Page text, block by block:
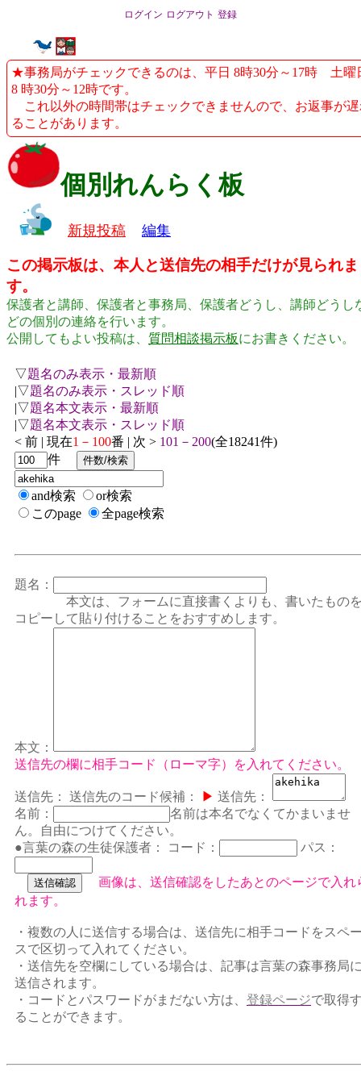
ログイン ログアウト 登録
★事務局がチェックできるのは、平日 8時30分～17時 土曜
8 時30分～12時です。
これ以外の時間帯はチェックできませんので、お返事が
ることがあります。
個別れんらく板
新規投稿 編集
この掲示板は、本人と送信先の相手だけが見られま
す。
保護者と講師、保護者と事務局、保護者どうし、講師どうし
どの個別の連絡を行います。
公開してもよい投稿は、 質問相談掲示板にお書きください。
▽題名のみ表示・最新順
|▽題名のみ表示・スレッド順
|▽題名本文表示・最新順
|▽題名本文表示・スレッド順
< 前 | 現在1－100番 | 次 > 101－200(全18241件)
件
and検索
or検索
このpage
全page検索
題名：
本文は、フォームに直接書くよりも、書いたもの
コピーして貼り付けることをおすすめします。
本文：
送信先の欄に相手コード（ローマ字）を入れてください。
送信先： 送信先のコード候補： ▶ 送信先：
名前：
名前は本名でなくてかまいませ
ん。自由につけてください。
●言葉の森の生徒保護者：
コード： パス：
画像は、送信確認をしたあとのページで入れ
れます。
・複数の人に送信する場合は、送信先に相手コードをスペ
スで区切って入れてください。
・送信先を空欄にしている場合は、記事は言葉の森事務局
送信されます。
・コードとパスワードがまだない方は、 登録ページで取得
ることができます。